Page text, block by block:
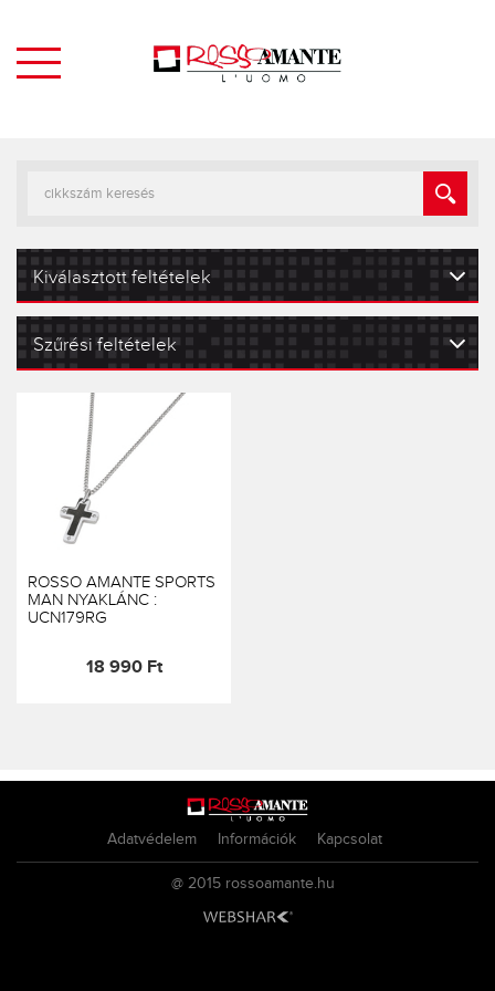
Kiválasztott feltételek
Szűrési feltételek
ROSSO AMANTE SPORTS
MAN NYAKLÁNC :
UCN179RG
18 990 Ft
Adatvédelem Információk Kapcsolat
@ 2015 rossoamante.hu